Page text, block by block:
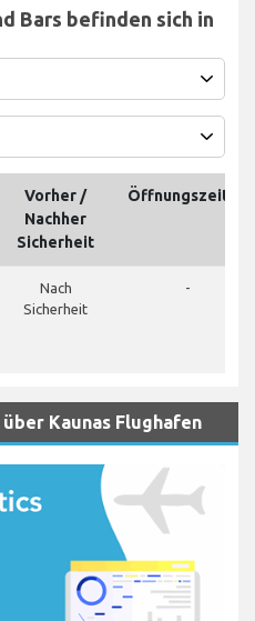
Bars befinden sich in
Vorher /
Nachher
Sicherheit
Öffnungszeiten
Nach
Sicherheit
-
Kaunas Flughafen